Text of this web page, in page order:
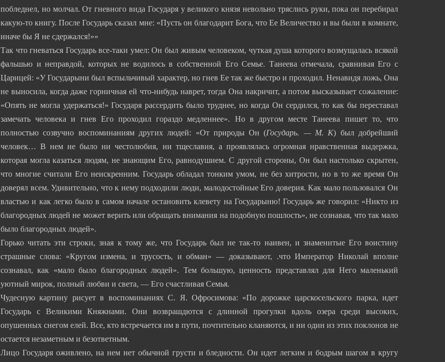
побледнел, но молчал. От гневного вида Государя у великого князя невольно тряслись руки, пока он перебирал
какую-то книгу. После Государь сказал мне: «Пусть он благодарит Бога, что Ее Величество и вы были в комнате,
иначе бы Я не сдержался!»»
Так что гневаться Государь все-таки умел: Он был живым человеком, чуткая душа которого возмущалась всякой
фальшью и неправдой, которых не водилось в собственной Его Семье. Танеева отмечала, сравнивая Его с
Царицей: «У Государыни был вспыльчивый характер, но гнев Ее так же быстро и проходил. Ненавидя ложь, Она
не выносила, когда даже горничная ей что-нибудь наврет, тогда Она накричит, а потом высказывает сожаление:
«Опять не могла удержаться!» Государя рассердить было труднее, но когда Он сердился, то как бы переставал
замечать человека и гнев Его проходил гораздо медленнее». Но в другом месте Танеева пишет то, что
полностью созвучно воспоминаниям других людей: «От природы Он (Государь. — М. К) был добрейший
человек… В нем не было ни честолюбия, ни тщеславия, а проявлялась огромная нравственная выдержка,
которая могла казаться людям, не знающим Его, равнодушием. С другой стороны, Он был настолько скрытен,
что многие считали Его неискренним. Государь обладал тонким умом, не без хитрости, но в то же время Он
доверял всем. Удивительно, что к нему подходили люди, малодостойные Его доверия. Как мало пользовался Он
властью и как легко было в самом начале остановить клевету на Государыню! Государь же говорил: «Никто из
благородных людей не может верить или обращать внимания на подобную пошлость», не сознавая, что так мало
было благородных людей».
Горько читать эти строки, зная к тому же, что Государь был не так-то наивен, и знаменитые Его воистину
страшные слова: «Кругом измена, и трусость, и обман» — доказывают, .что Император Николай вполне
сознавал, как «мало было благородных людей». Тем большую, ценность представлял для Него маленький
уютный мирок, полный любви и света, — Его счастливая Семья.
Чудесную картину рисует в воспоминаниях С. Я. Офросимова: «По дорожке царскосельского парка, идет
Государь с Великими Княжнами. Они возврашдются с длинной прогулки вдоль озера среди высоких,
опушенных снегом елей. Все, кто встречается им в пути, почтительно кланяются, и ни один из этих поклонов не
остается незаметным и безответным.
Лицо Государя оживлено, на нем нет обычной грусти и бледности. Он идет легким и бодрым шагом в кругу